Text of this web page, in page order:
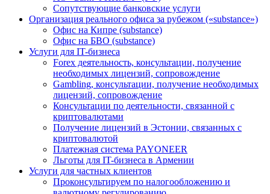
Сопутствующие банковские услуги
Организация реального офиса за рубежом («substance»)
Офис на Кипре (substance)
Офис на БВО (substance)
Услуги для IT-бизнеса
Forex деятельность, консультации, получение
необходимых лицензий, сопровождение
Gambling, консультации, получение необходимых
лицензий, сопровождение
Консультации по деятельности, связанной с
криптовалютами
Получение лицензий в Эстонии, связанных с
криптовалютой
Платежная система PAYONEER
Льготы для IT-бизнеса в Армении
Услуги для частных клиентов
Проконсультируем по налогообложению и